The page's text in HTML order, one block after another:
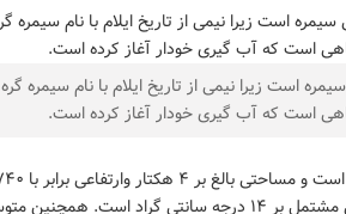
است زیرا نیمی از تاریخ ایلام با نام سیمره گره
است که آب گیری خودار آغاز کرده است.